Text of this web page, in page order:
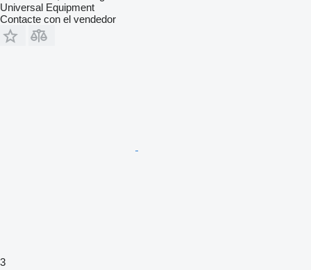
Universal Equipment
Contacte con el vendedor
3